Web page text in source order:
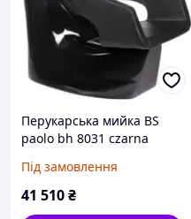
Перукарська мийка BS
paolo bh 8031 czarna
Під замовлення
41 510₴